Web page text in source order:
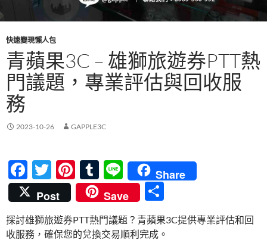
快速變現懶人包
青蘋果3C – 雄獅旅遊券PTT熱
門議題，專業評估與回收服
務
2023-10-26 GAPPLE3C
F
ac
e
b
T
w
itt
er
Pi
nt
er
es
T
u
m
bl
Li
n
e
Share
Post
Save
享
探討雄獅旅遊券PTT熱門議題？青蘋果3C提供專業評估和回
收服務，確保您的兌換交易順利完成。